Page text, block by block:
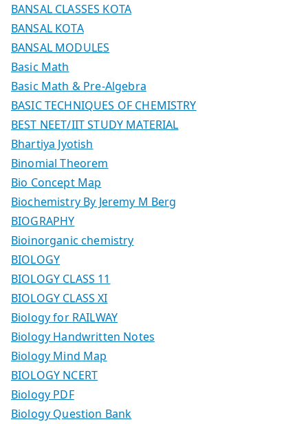
BANSAL CLASSES KOTA
BANSAL KOTA
BANSAL MODULES
Basic Math
Basic Math & Pre-Algebra
BASIC TECHNIQUES OF CHEMISTRY
BEST NEET/IIT STUDY MATERIAL
Bhartiya Jyotish
Binomial Theorem
Bio Concept Map
Biochemistry By Jeremy M Berg
BIOGRAPHY
Bioinorganic chemistry
BIOLOGY
BIOLOGY CLASS 11
BIOLOGY CLASS XI
Biology for RAILWAY
Biology Handwritten Notes
Biology Mind Map
BIOLOGY NCERT
Biology PDF
Biology Question Bank